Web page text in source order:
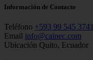
Información de Contacto
Teléfono +593 99 545 3741
Email info@cainec.com
Ubicación Quito, Ecuador